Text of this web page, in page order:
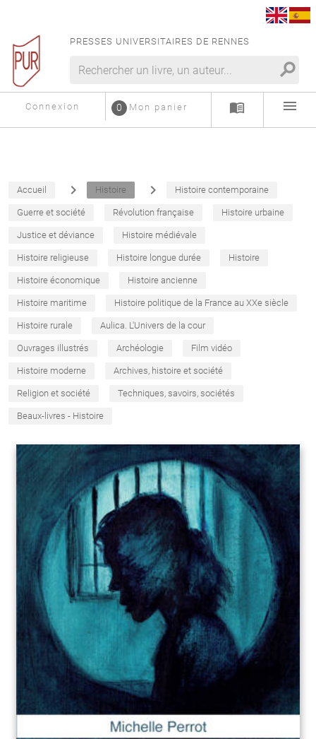
PRESSES UNIVERSITAIRES DE RENNES
search
Connexion Mon panier
0 menu_book menu
Accueil navigate_next Histoire navigate_next Histoire contemporaine
Guerre et société Révolution française Histoire urbaine
Justice et déviance Histoire médiévale
Histoire religieuse Histoire longue durée Histoire
Histoire économique Histoire ancienne
Histoire maritime Histoire politique de la France au XXe siècle
Histoire rurale Aulica. L'Univers de la cour
Ouvrages illustrés Archéologie Film vidéo
Histoire moderne Archives, histoire et société
Religion et société Techniques, savoirs, sociétés
Beaux-livres - Histoire